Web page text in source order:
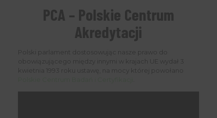
PCA – Polskie Centrum
Akredytacji
Polski parlament dostosowując nasze prawo do
obowiązującego między innymi w krajach UE wydał 3
kwietnia 1993 roku ustawę, na mocy której powołano